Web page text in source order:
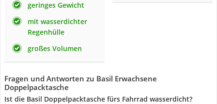
geringes Gewicht
mit wasserdichter
Regenhülle
großes Volumen
Fragen und Antworten zu Basil Erwachsene
Doppelpacktasche
Ist die Basil Doppelpacktasche fürs Fahrrad wasserdicht?